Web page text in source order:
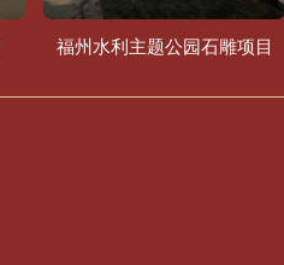
福州水利主题公园石雕项目